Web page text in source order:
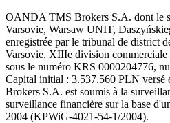
OANDA TMS Brokers S.A. dont le
Varsovie, Warsaw UNIT,
enregistrée par le tribunal de district
Varsovie, XIIIe division
sous le numéro KRS 0000204776,
Capital initial : 3.537.560 PLN
Brokers S.A. est soumis à la
surveillance financière sur la base
2004 (KPWiG-4021-54-1/2004).